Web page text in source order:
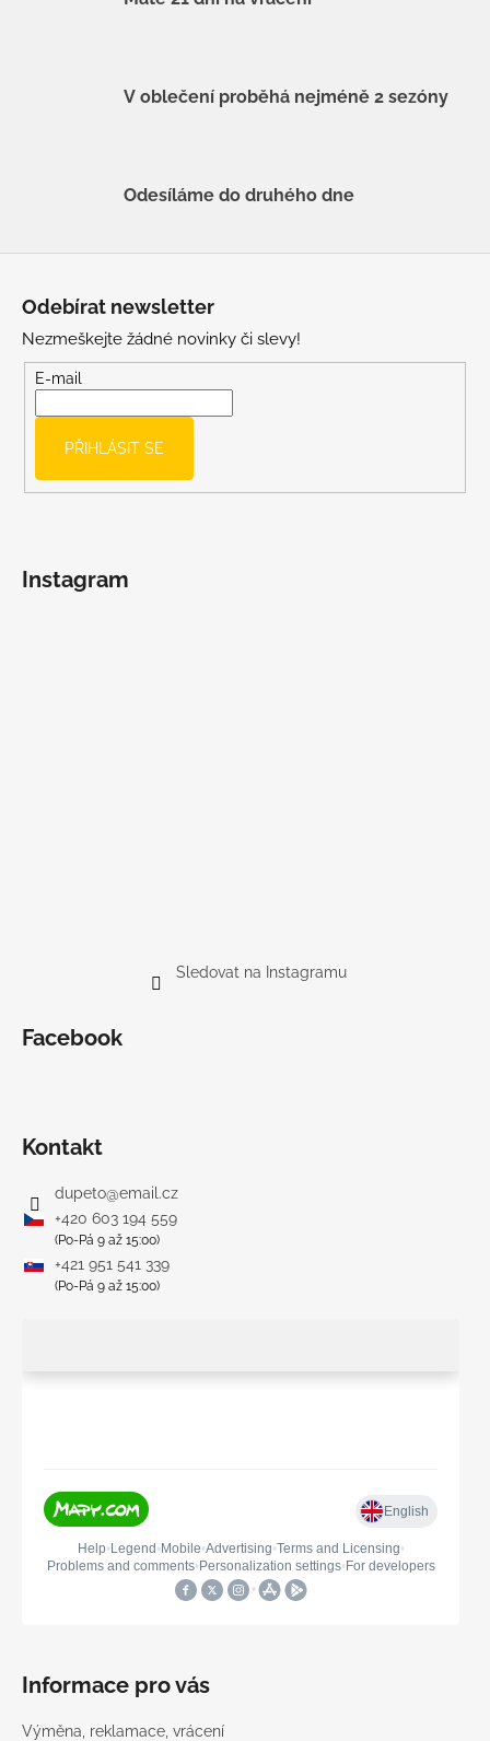
V oblečení proběhá nejméně 2 sezóny
Odesíláme do druhého dne
Odebírat newsletter
Nezmeškejte žádné novinky či slevy!
E-mail
PŘIHLÁSIT SE
Instagram
Sledovat na Instagramu
Facebook
Kontakt
dupeto@email.cz
+420 603 194 559
(Po-Pá 9 až 15:00)
+421 951 541 339
(Po-Pá 9 až 15:00)
Informace pro vás
Výměna, reklamace, vrácení